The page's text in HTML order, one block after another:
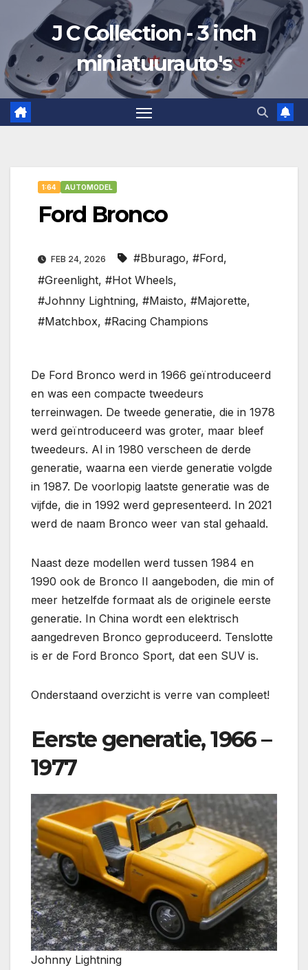
de
inhoud
J C Collection - 3 inch
miniatuurauto's
1:64 AUTOMODEL
Ford Bronco
FEB 24, 2026 #Bburago, #Ford,
#Greenlight, #Hot Wheels,
#Johnny Lightning, #Maisto, #Majorette,
#Matchbox, #Racing Champions
De Ford Bronco werd in 1966 geïntroduceerd
en was een compacte tweedeurs
terreinwagen. De tweede generatie, die in 1978
werd geïntroduceerd was groter, maar bleef
tweedeurs. Al in 1980 verscheen de derde
generatie, waarna een vierde generatie volgde
in 1987. De voorlopig laatste generatie was de
vijfde, die in 1992 werd gepresenteerd. In 2021
werd de naam Bronco weer van stal gehaald.
Naast deze modellen werd tussen 1984 en
1990 ook de Bronco II aangeboden, die min of
meer hetzelfde formaat als de originele eerste
generatie. In China wordt een elektrisch
aangedreven Bronco geproduceerd. Tenslotte
is er de Ford Bronco Sport, dat een SUV is.
Onderstaand overzicht is verre van compleet!
Eerste generatie, 1966 –
1977
Johnny Lightning